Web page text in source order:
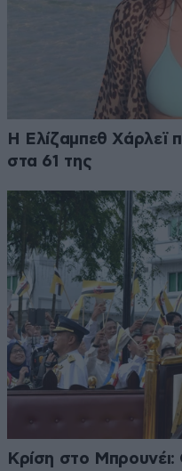
Η Ελίζαμπεθ Χάρλεϊ
στα 61 της
Κρίση στο